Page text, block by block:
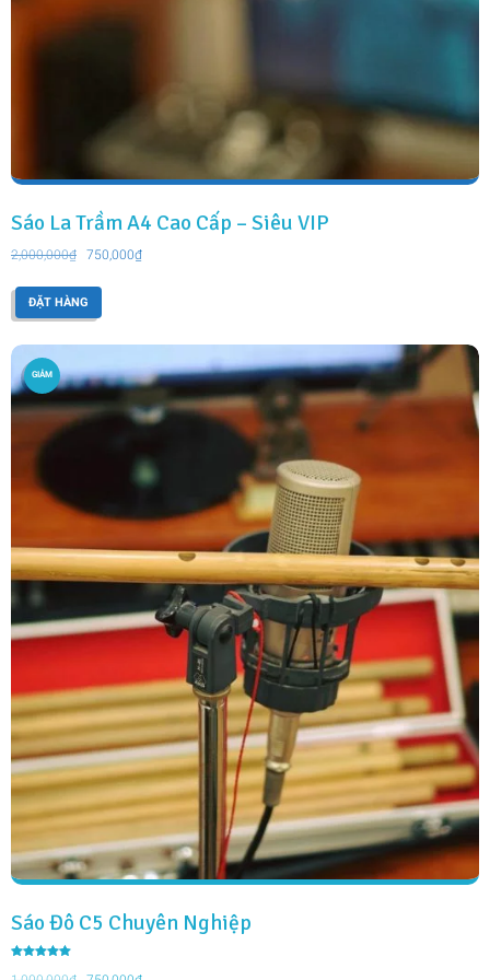
Sáo La Trầm A4 Cao Cấp – Siêu VIP
2,000,000₫
Giá
là:
2,000,000₫.
750,000₫Giá
750,000₫.
ĐẶT HÀNG
GIẢM
GIÁ!
Sáo Đô C5 Chuyên Nghiệp